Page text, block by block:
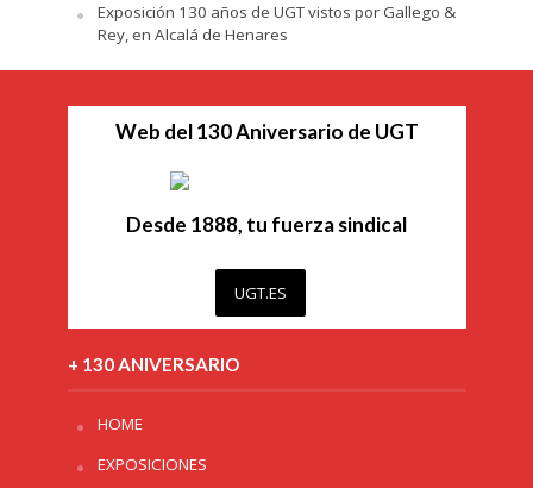
Exposición 130 años de UGT vistos por Gallego &
Rey, en Alcalá de Henares
Web del 130 Aniversario de UGT
Desde 1888, tu fuerza sindical
UGT.ES
+ 130 ANIVERSARIO
HOME
EXPOSICIONES